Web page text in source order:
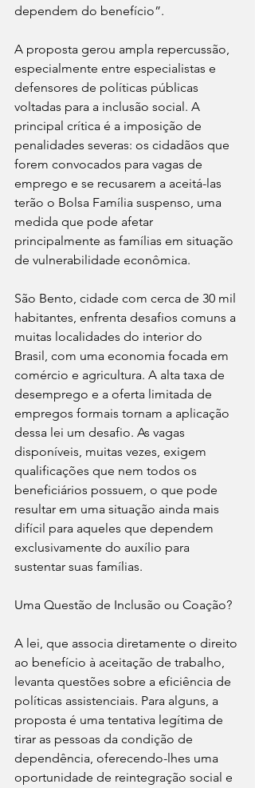
dependem do benefício”.
A proposta gerou ampla repercussão,
especialmente entre especialistas e
defensores de políticas públicas
voltadas para a inclusão social. A
principal crítica é a imposição de
penalidades severas: os cidadãos que
forem convocados para vagas de
emprego e se recusarem a aceitá-las
terão o Bolsa Família suspenso, uma
medida que pode afetar
principalmente as famílias em situação
de vulnerabilidade econômica.
São Bento, cidade com cerca de 30 mil
habitantes, enfrenta desafios comuns a
muitas localidades do interior do
Brasil, com uma economia focada em
comércio e agricultura. A alta taxa de
desemprego e a oferta limitada de
empregos formais tornam a aplicação
dessa lei um desafio. As vagas
disponíveis, muitas vezes, exigem
qualificações que nem todos os
beneficiários possuem, o que pode
resultar em uma situação ainda mais
difícil para aqueles que dependem
exclusivamente do auxílio para
sustentar suas famílias.
Uma Questão de Inclusão ou Coação?
A lei, que associa diretamente o direito
ao benefício à aceitação de trabalho,
levanta questões sobre a eficiência de
políticas assistenciais. Para alguns, a
proposta é uma tentativa legítima de
tirar as pessoas da condição de
dependência, oferecendo-lhes uma
oportunidade de reintegração social e